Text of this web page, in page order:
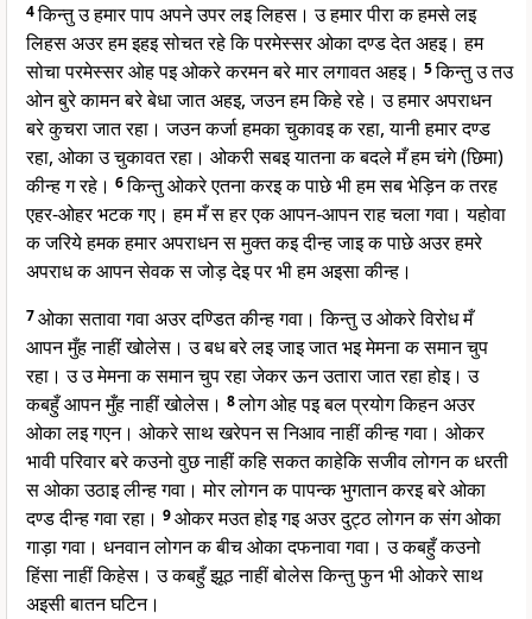
4किन्तु उ हमार पाप अपने उपर लइ लिहस। उ हमार पीरा क हमसे लइ
लिहस अउर हम इहइ सोचत रहे कि परमेस्सर ओका दण्ड देत अहइ। हम
सोचा परमेस्सर ओह पइ ओकरे करमन बरे मार लगावत अहइ। 5किन्तु उ तउ
ओन बुरे कामन बरे बेधा जात अहइ, जउन हम किहे रहे। उ हमार अपराधन
बरे कुचरा जात रहा। जउन कर्जा हमका चुकावइ क रहा, यानी हमार दण्ड
रहा, ओका उ चुकावत रहा। ओकरी सबइ यातना क बदले मँ हम चंगे (छिमा)
कीन्ह ग रहे। 6किन्तु ओकरे एतना करइ क पाछे भी हम सब भेड़िन क तरह
एहर-ओहर भटक गए। हम मँ स हर एक आपन-आपन राह चला गवा। यहोवा
क जरिये हमक हमार अपराधन स मुक्त कइ दीन्ह जाइ क पाछे अउर हमरे
अपराध क आपन सेवक स जोड़ देइ पर भी हम अइसा कीन्ह।
7ओका सतावा गवा अउर दण्डित कीन्ह गवा। किन्तु उ ओकरे विरोध मँ
आपन मुँह नाहीं खोलेस। उ बध बरे लइ जाइ जात भइ मेमना क समान चुप
रहा। उ उ मेमना क समान चुप रहा जेकर ऊन उतारा जात रहा होइ। उ
कबहुँ आपन मुँह नाहीं खोलेस। 8लोग ओह पइ बल प्रयोग किहन अउर
ओका लइ गएन। ओकरे साथ खरेपन स निआव नाहीं कीन्ह गवा। ओकर
भावी परिवार बरे कउनो वुछ नाहीं कहि सकत काहेकि सजीव लोगन क धरती
स ओका उठाइ लीन्ह गवा। मोर लोगन क पापन्क भुगतान करइ बरे ओका
दण्ड दीन्ह गवा रहा। 9ओकर मउत होइ गइ अउर दुट्ठ लोगन क संग ओका
गाड़ा गवा। धनवान लोगन क बीच ओका दफनावा गवा। उ कबहुँ कउनो
हिंसा नाहीं किहेस। उ कबहुँ झूठ नाहीं बोलेस किन्तु फुन भी ओकरे साथ
अइसी बातन घटिन।